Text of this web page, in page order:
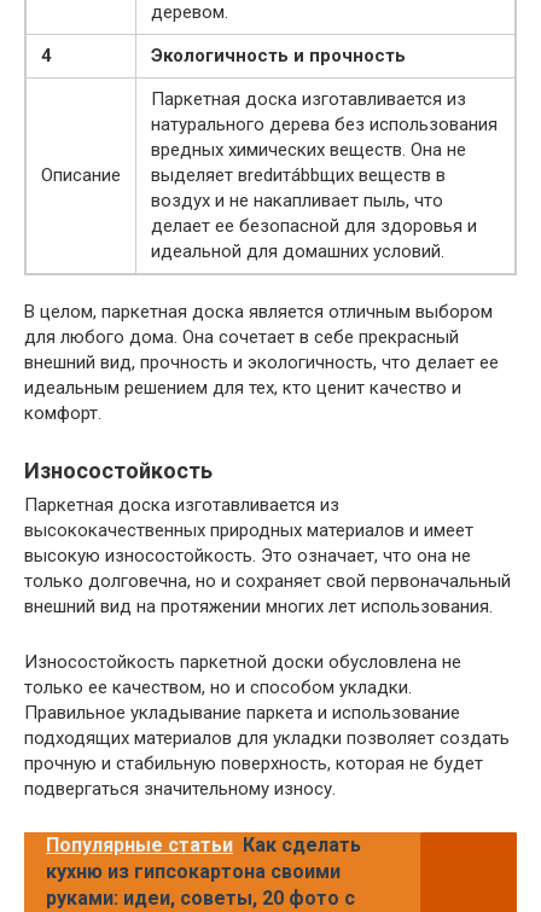
деревом.
4
Экологичность и прочность
Описание
Паркетная доска изготавливается из
натурального дерева без использования
вредных химических веществ. Она не
выделяет вredитábbщих веществ в
воздух и не накапливает пыль, что
делает ее безопасной для здоровья и
идеальной для домашних условий.
В целом, паркетная доска является отличным выбором
для любого дома. Она сочетает в себе прекрасный
внешний вид, прочность и экологичность, что делает ее
идеальным решением для тех, кто ценит качество и
комфорт.
Износостойкость
Паркетная доска изготавливается из
высококачественных природных материалов и имеет
высокую износостойкость. Это означает, что она не
только долговечна, но и сохраняет свой первоначальный
внешний вид на протяжении многих лет использования.
Износостойкость паркетной доски обусловлена не
только ее качеством, но и способом укладки.
Правильное укладывание паркета и использование
подходящих материалов для укладки позволяет создать
прочную и стабильную поверхность, которая не будет
подвергаться значительному износу.
Популярные статьи Как сделать
кухню из гипсокартона своими
руками: идеи, советы, 20 фото с